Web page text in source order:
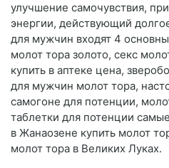
улучшение самочувствия,
энергии, действующий
для мужчин входят 4
молот тора золото, секс
купить в аптеке цена,
для мужчин молот тора,
самогоне для потенции,
таблетки для потенции
в Жанаозене купить молот
молот тора в Великих Луках.